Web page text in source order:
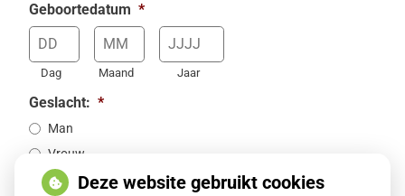
Geboortedatum *
Dag Maand Jaar
Geslacht: *
Man
Vrouw
BSN Deze website gebruikt cookies